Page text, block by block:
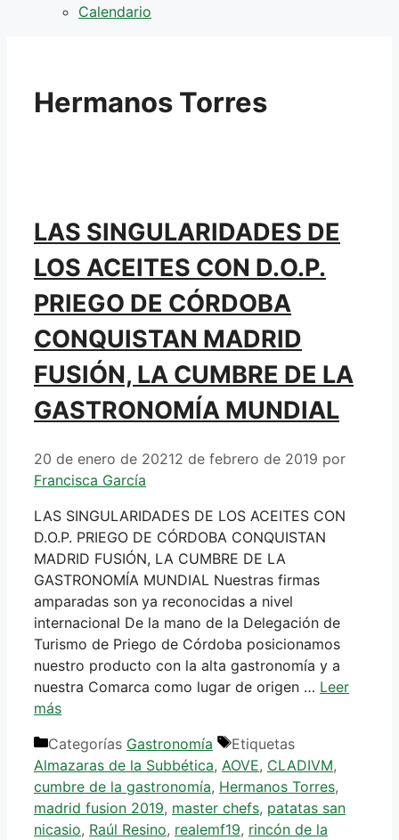
Calendario
Hermanos Torres
LAS SINGULARIDADES DE
LOS ACEITES CON D.O.P.
PRIEGO DE CÓRDOBA
CONQUISTAN MADRID
FUSIÓN, LA CUMBRE DE LA
GASTRONOMÍA MUNDIAL
20 de enero de 20212 de febrero de 2019 por
Francisca García
LAS SINGULARIDADES DE LOS ACEITES CON
D.O.P. PRIEGO DE CÓRDOBA CONQUISTAN
MADRID FUSIÓN, LA CUMBRE DE LA
GASTRONOMÍA MUNDIAL Nuestras firmas
amparadas son ya reconocidas a nivel
internacional De la mano de la Delegación de
Turismo de Priego de Córdoba posicionamos
nuestro producto con la alta gastronomía y a
nuestra Comarca como lugar de origen … Leer
más
Categorías Gastronomía
Etiquetas
Almazaras de la Subbética, AOVE, CLADIVM,
cumbre de la gastronomía, Hermanos Torres,
madrid fusion 2019, master chefs, patatas san
nicasio, Raúl Resino, realemf19, rincón de la